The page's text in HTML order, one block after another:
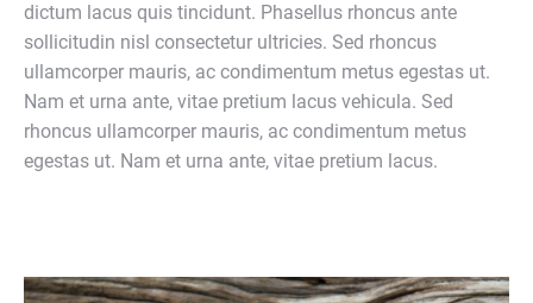
dictum lacus quis tincidunt. Phasellus rhoncus ante
sollicitudin nisl consectetur ultricies. Sed rhoncus
ullamcorper mauris, ac condimentum metus egestas ut.
Nam et urna ante, vitae pretium lacus vehicula. Sed
rhoncus ullamcorper mauris, ac condimentum metus
egestas ut. Nam et urna ante, vitae pretium lacus.